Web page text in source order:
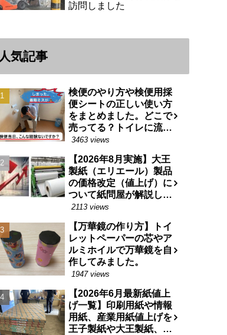
訪問しました
人気記事
検便のやり方や検便用採
便シートの正しい使い方
をまとめました。どこで
売ってる？トイレに流せ
る特殊な紙です。
3463 views
【2026年8月実施】大王
製紙（エリエール）製品
の価格改定（値上げ）に
ついて紙問屋が解説しま
す
2113 views
【万華鏡の作り方】トイ
レットペーパーの芯やア
ルミホイルで万華鏡を自
作してみました。
1947 views
【2026年6月最新紙値上
げ一覧】印刷用紙や情報
用紙、産業用紙値上げを
王子製紙や大王製紙、日